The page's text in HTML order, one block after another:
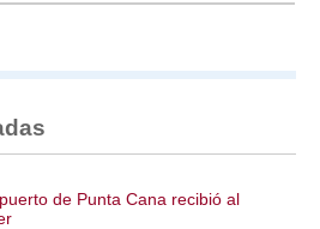
de Punta Cana recibió al